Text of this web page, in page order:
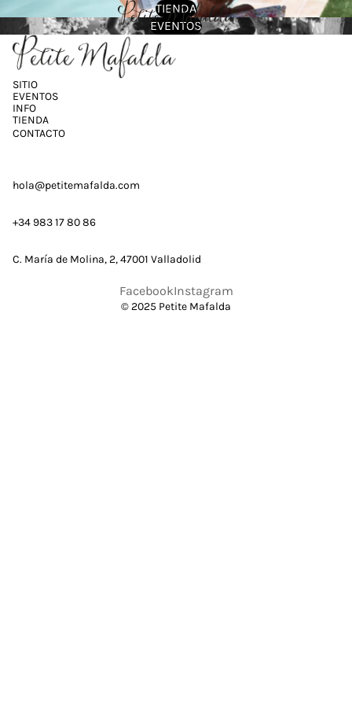
TIENDA
EVENTOS
SITIO
EVENTOS
INFO
TIENDA
CONTACTO
hola@petitemafalda.com
+34 983 17 80 86
C. María de Molina, 2, 47001 Valladolid
FacebookInstagram
© 2025 Petite Mafalda